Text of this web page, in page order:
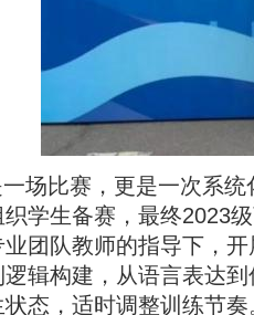
一场比赛，更是一次系
学生备赛，最终2023
团队教师的指导下，
辑构建，从语言表达
态，适时调整训练节